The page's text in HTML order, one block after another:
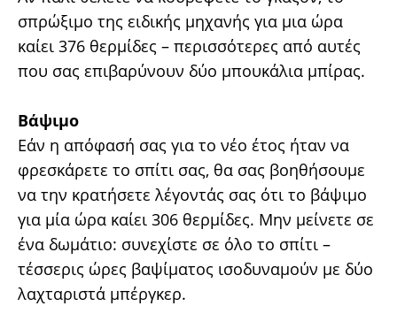
σπρώξιμο της ειδικής μηχανής για μια ώρα
καίει 376 θερμίδες – περισσότερες από αυτές
που σας επιβαρύνουν δύο μπουκάλια μπίρας.
Βάψιμο
Εάν η απόφασή σας για το νέο έτος ήταν να
φρεσκάρετε το σπίτι σας, θα σας βοηθήσουμε
να την κρατήσετε λέγοντάς σας ότι το βάψιμο
για μία ώρα καίει 306 θερμίδες. Μην μείνετε σε
ένα δωμάτιο: συνεχίστε σε όλο το σπίτι –
τέσσερις ώρες βαψίματος ισοδυναμούν με δύο
λαχταριστά μπέργκερ.